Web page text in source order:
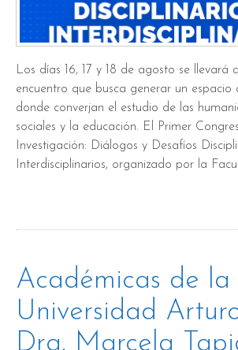
Los días 16, 17 y 18 de agosto se llevará
encuentro que busca generar un espacio
donde converjan el estudio de las
sociales y la educación. El Primer
Investigación: Diálogos y Desafíos
Interdisciplinarios, organizado por la
Académicas de la
Universidad
Dra. Marcela